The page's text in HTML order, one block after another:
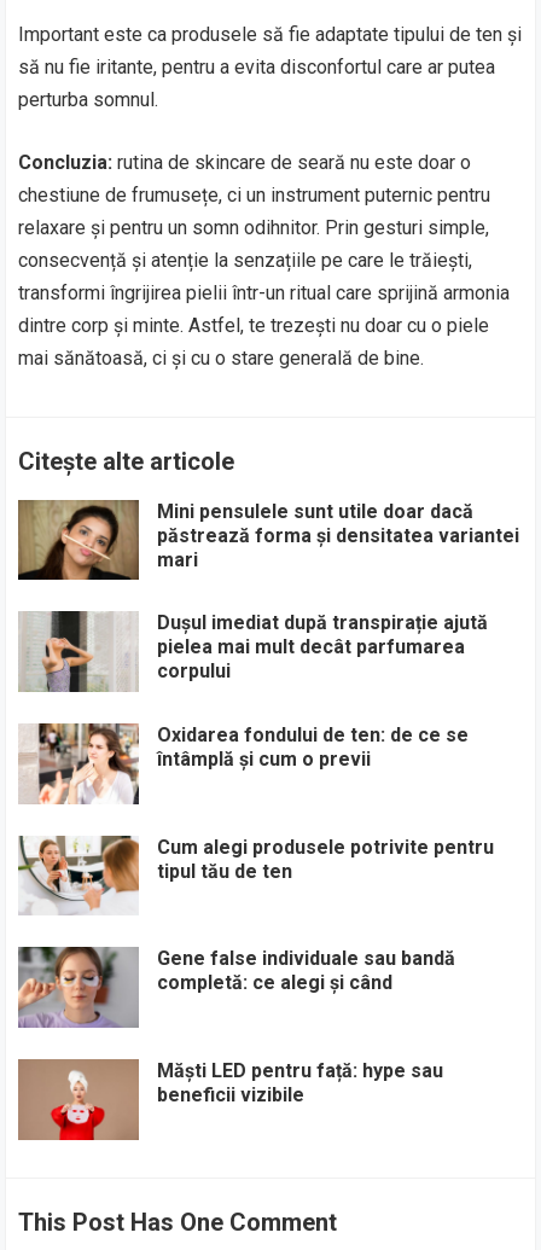
Important este ca produsele să fie adaptate tipului de ten și
să nu fie iritante, pentru a evita disconfortul care ar putea
perturba somnul.
Concluzia: rutina de skincare de seară nu este doar o
chestiune de frumusețe, ci un instrument puternic pentru
relaxare și pentru un somn odihnitor. Prin gesturi simple,
consecvență și atenție la senzațiile pe care le trăiești,
transformi îngrijirea pielii într-un ritual care sprijină armonia
dintre corp și minte. Astfel, te trezești nu doar cu o piele
mai sănătoasă, ci și cu o stare generală de bine.
Citește alte articole
Mini pensulele sunt utile doar dacă
păstrează forma și densitatea variantei
mari
Dușul imediat după transpirație ajută
pielea mai mult decât parfumarea
corpului
Oxidarea fondului de ten: de ce se
întâmplă și cum o previi
Cum alegi produsele potrivite pentru
tipul tău de ten
Gene false individuale sau bandă
completă: ce alegi și când
Măști LED pentru față: hype sau
beneficii vizibile
This Post Has One Comment